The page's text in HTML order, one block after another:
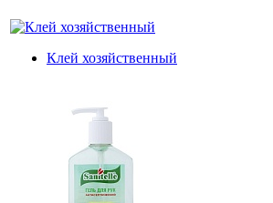
Клей хозяйственный